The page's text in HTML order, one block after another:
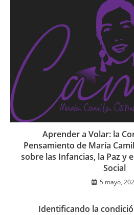
Aprender a Volar: la
Pensamiento de María
sobre las Infancias, la Paz y
Social
5 mayo,
Identificando la